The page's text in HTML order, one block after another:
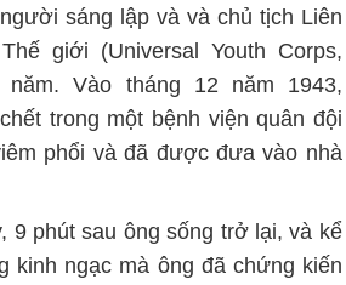
sáng lập và và chủ tịch Liên
giới (Universal Youth Corps,
Vào tháng 12 năm 1943,
trong một bệnh viện quân đội
phổi và đã được đưa vào nhà
9 phút sau ông sống trở lại, và kể
kinh ngạc mà ông đã chứng kiến